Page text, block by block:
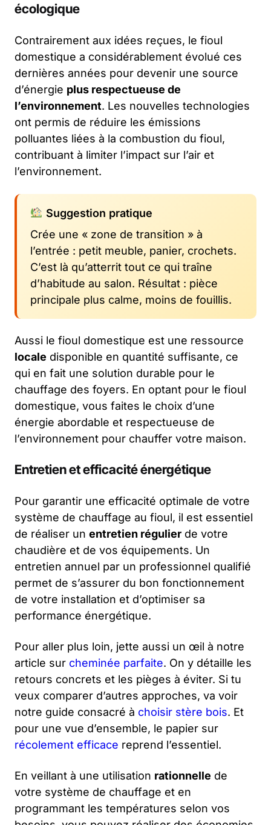
écologique
Contrairement aux idées reçues, le fioul
domestique a considérablement évolué ces
dernières années pour devenir une source
d’énergie plus respectueuse de
l’environnement. Les nouvelles technologies
ont permis de réduire les émissions
polluantes liées à la combustion du fioul,
contribuant à limiter l’impact sur l’air et
l’environnement.
Suggestion pratique
Crée une « zone de transition » à
l’entrée : petit meuble, panier, crochets.
C’est là qu’atterrit tout ce qui traîne
d’habitude au salon. Résultat : pièce
principale plus calme, moins de fouillis.
Aussi le fioul domestique est une ressource
locale disponible en quantité suffisante, ce
qui en fait une solution durable pour le
chauffage des foyers. En optant pour le fioul
domestique, vous faites le choix d’une
énergie abordable et respectueuse de
l’environnement pour chauffer votre maison.
Entretien et efficacité énergétique
Pour garantir une efficacité optimale de votre
système de chauffage au fioul, il est essentiel
de réaliser un entretien régulier de votre
chaudière et de vos équipements. Un
entretien annuel par un professionnel qualifié
permet de s’assurer du bon fonctionnement
de votre installation et d’optimiser sa
performance énergétique.
Pour aller plus loin, jette aussi un œil à notre
article sur cheminée parfaite. On y détaille les
retours concrets et les pièges à éviter. Si tu
veux comparer d’autres approches, va voir
notre guide consacré à choisir stère bois. Et
pour une vue d’ensemble, le papier sur
récolement efficace reprend l’essentiel.
En veillant à une utilisation rationnelle de
votre système de chauffage et en
programmant les températures selon vos